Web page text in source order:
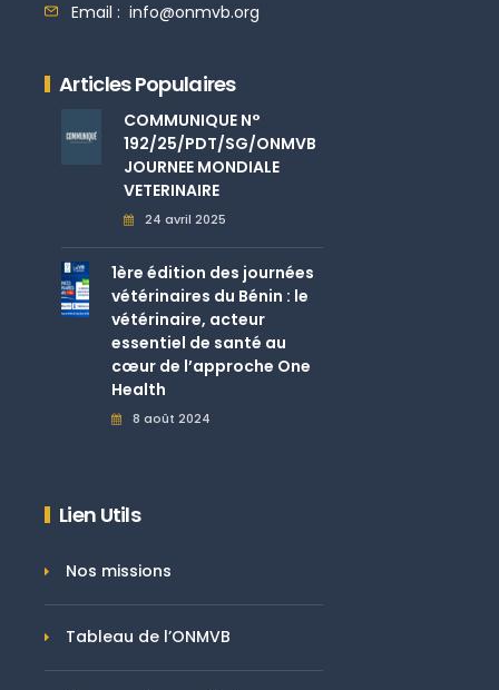
Email : info@onmvb.org
Articles Populaires
COMMUNIQUE N°
192/25/PDT/SG/ONMVB
JOURNEE MONDIALE
VETERINAIRE
24 avril 2025
1ère édition des journées
vétérinaires du Bénin : le
vétérinaire, acteur
essentiel de santé au
cœur de l’approche One
Health
8 août 2024
Lien Utils
Nos missions
Tableau de l’ONMVB